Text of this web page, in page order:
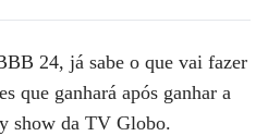
24, já sabe o que vai fazer
que ganhará após ganhar a
show da TV Globo.